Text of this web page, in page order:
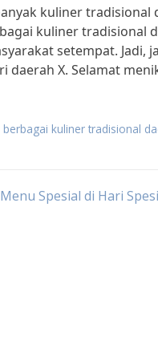
kuliner
kuliner tradisional
setempat.
daerah X. Selamat
berbagai kuliner tradisional
Spesial di Hari